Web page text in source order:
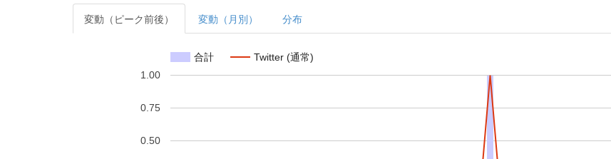
変動（ピーク前後） 変動（月別） 分布
合計 Twitter (通常)
0.50
0.75
1.00